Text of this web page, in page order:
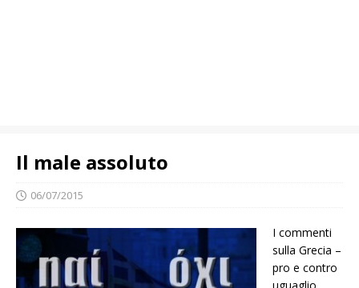
Il male assoluto
06/07/2015
I commenti
sulla Grecia –
pro e contro